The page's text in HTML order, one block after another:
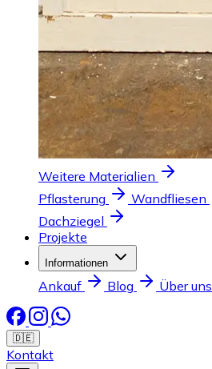
Weitere Materialien
Pflasterung
Wandfliesen
Dachziegel
Projekte
Informationen
Ankauf Blog Über uns
🇩🇪
Kontakt